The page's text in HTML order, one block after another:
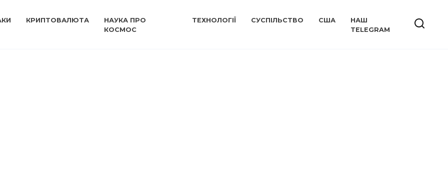
КРИПТОВАЛЮТА
НАУКА ПРО
КОСМОС
ТЕХНОЛОГІЇ СУСПІЛЬСТВО США
НАШ
TELEGRAM